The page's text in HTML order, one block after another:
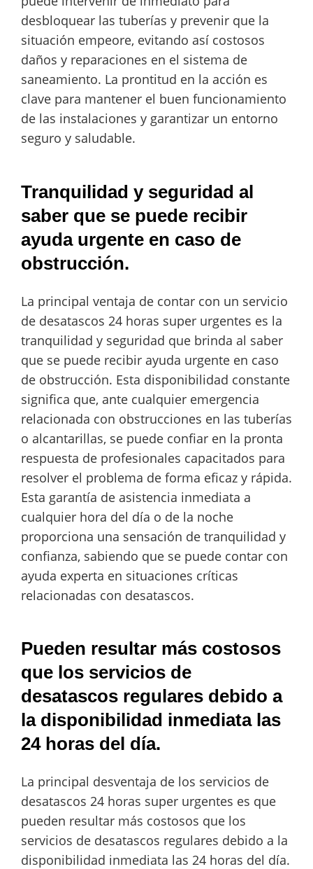
desbloquear las tuberías y prevenir que la
situación empeore, evitando así costosos
daños y reparaciones en el sistema de
saneamiento. La prontitud en la acción es
clave para mantener el buen funcionamiento
de las instalaciones y garantizar un entorno
seguro y saludable.
Tranquilidad y seguridad al
saber que se puede recibir
ayuda urgente en caso de
obstrucción.
La principal ventaja de contar con un servicio
de desatascos 24 horas super urgentes es la
tranquilidad y seguridad que brinda al saber
que se puede recibir ayuda urgente en caso
de obstrucción. Esta disponibilidad constante
significa que, ante cualquier emergencia
relacionada con obstrucciones en las tuberías
o alcantarillas, se puede confiar en la pronta
respuesta de profesionales capacitados para
resolver el problema de forma eficaz y rápida.
Esta garantía de asistencia inmediata a
cualquier hora del día o de la noche
proporciona una sensación de tranquilidad y
confianza, sabiendo que se puede contar con
ayuda experta en situaciones críticas
relacionadas con desatascos.
Pueden resultar más costosos
que los servicios de
desatascos regulares debido a
la disponibilidad inmediata las
24 horas del día.
La principal desventaja de los servicios de
desatascos 24 horas super urgentes es que
pueden resultar más costosos que los
servicios de desatascos regulares debido a la
disponibilidad inmediata las 24 horas del día.